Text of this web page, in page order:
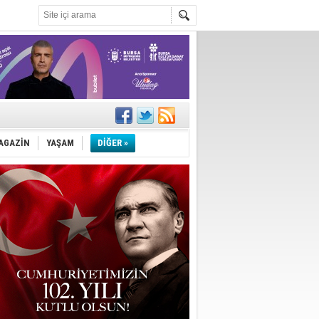
ihracat
YAŞAM DİĞER »